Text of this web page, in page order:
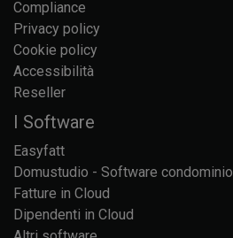
Compliance
Privacy policy
Cookie policy
Accessibilità
Reseller
I Software
Easyfatt
Domustudio - Software condominio
Fatture in Cloud
Dipendenti in Cloud